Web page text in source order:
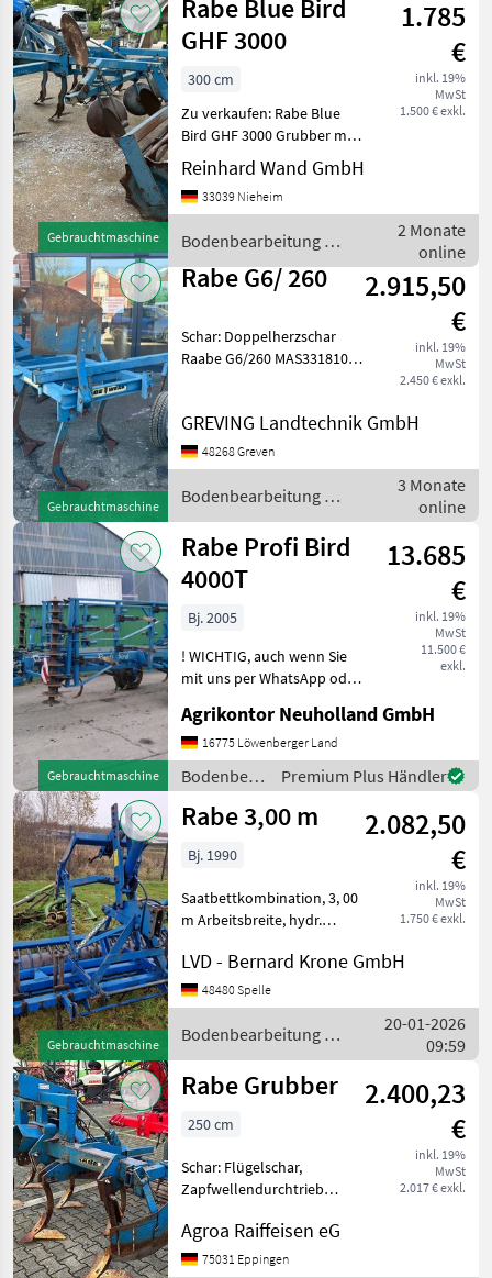
Gebrauchtmaschine
Rabe Blue Bird
GHF 3000
1.785
€
inkl. 19%
MwSt
1.500 € exkl.
300 cm
Zu verkaufen: Rabe Blue
Bird GHF 3000 Grubber mit
7 Flügelscharen inkl.
Doppelherzscharen,
Mischscheiben und
Arbeitsbreite: 3, 00 m 7
Zinken Rohrs
Reinhard Wand GmbH
33039 Nieheim
Bodenbearbeitung /
Rabe
2 Monate
online
Gebrauchtmaschine
Rabe G6/ 260
2.915,50
€
inkl. 19%
MwSt
2.450 € exkl.
Schar: Doppelherzschar
Raabe G6/260 MAS331810
freibleibend. Irrtümer,
Änderungen und
Zwischenverkauf
vorbehalten. Alle A
GREVING Landtechnik GmbH
48268 Greven
Bodenbearbeitung /
Rabe
3 Monate
online
Gebrauchtmaschine
Rabe Profi Bird
4000T
13.685
€
inkl. 19%
MwSt
11.500 €
exkl.
Bj. 2005
! WICHTIG, auch wenn Sie
mit uns per WhatsApp oder
daraufhin Maschinen
kaufen, bitte kontrollieren
Sie die Auftragsbestätigung,
Proforma und auch
Agrikontor Neuholland GmbH
16775 Löwenberger Land
Bodenbearbeitung
/ Rabe
Premium Plus Händler
Gebrauchtmaschine
Rabe 3,00 m
2.082,50
€
inkl. 19%
MwSt
1.750 € exkl.
Bj. 1990
Saatbettkombination, 3, 00
m Arbeitsbreite, hydr.
Zahnpackerwalze,
Bodenbearbeitung Grubber
LVD - Bernard Krone GmbH
48480 Spelle
Bodenbearbeitung /
Rabe
20-01-2026
09:59
Rabe Grubber
2.400,23
€
inkl. 19%
MwSt
2.017 € exkl.
250 cm
Schar: Flügelschar,
Zapfwellendurchtrieb
Agroa Raiffeisen eG
75031 Eppingen